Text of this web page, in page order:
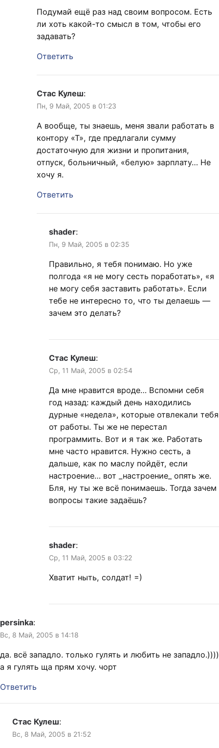
Подумай ещё раз над своим вопросом. Есть
ли хоть какой-то смысл в том, чтобы его
задавать?
Ответить
Стас Кулеш:
Пн, 9 Май, 2005 в 01:23
А вообще, ты знаешь, меня звали работать в
контору «Т», где предлагали сумму
достаточную для жизни и пропитания,
отпуск, больничный, «белую» зарплату… Не
хочу я.
Ответить
shader:
Пн, 9 Май, 2005 в 02:35
Правильно, я тебя понимаю. Но уже
полгода «я не могу сесть поработать», «я
не могу себя заставить работать». Если
тебе не интересно то, что ты делаешь —
зачем это делать?
Стас Кулеш:
Ср, 11 Май, 2005 в 02:54
Да мне нравится вроде… Вспомни себя
год назад: каждый день находились
дурные «недела», которые отвлекали тебя
от работы. Ты же не перестал
программить. Вот и я так же. Работать
мне часто нравится. Нужно сесть, а
дальше, как по маслу пойдёт, если
настроение… вот _настроение_ опять же.
Бля, ну ты же всё понимаешь. Тогда зачем
вопросы такие задаёшь?
shader:
Ср, 11 Май, 2005 в 03:22
Хватит ныть, солдат! =)
persinka:
Вс, 8 Май, 2005 в 14:18
да. всё западло. только гулять и любить не западло.))))
а я гулять ща прям хочу. чорт
Ответить
Стас Кулеш:
Вс, 8 Май, 2005 в 21:52